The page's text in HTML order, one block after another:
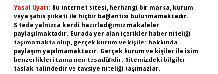
Yasal Uyarı: Bu internet sitesi, herhangi bir marka, kurum
veya şahıs şirketi ile hiçbir bağlantısı bulunmamaktadır.
Sitede yalnızca kendi hazırladığımız makaleler
paylaşılmaktadır. Burada yer alan içerikler haber niteliği
taşımamakta olup, gerçek kurum ve kişiler hakkında
paylaşım yapılmamaktadır. Gerçek kurum ve kişiler ile isim
benzerlikleri tamamen tesadüfidir. Sitemizdeki bilgiler
taslak halindedir ve tavsiye niteliği taşımazlar.